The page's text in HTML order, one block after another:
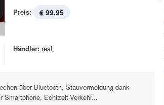
Preis: € 99,95
Händler: real
über Bluetooth, Stauvermeidung dank
Smartphone, Echtzeit-Verkehr...